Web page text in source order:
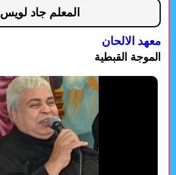
المعلم جاد لويس
معهد الالحان
الموجة القبطية